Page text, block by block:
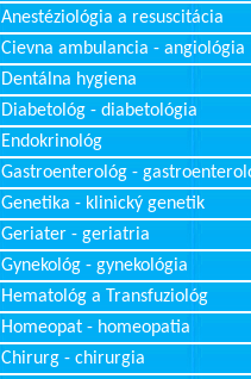
Anestéziológia a resuscitácia
Cievna ambulancia - angiológia
Dentálna hygiena
Diabetológ - diabetológia
Endokrinológ
Gastroenterológ -
Genetika - klinický genetik
Geriater - geriatria
Gynekológ - gynekológia
Hematológ a Transfuziológ
Homeopat - homeopatia
Chirurg - chirurgia